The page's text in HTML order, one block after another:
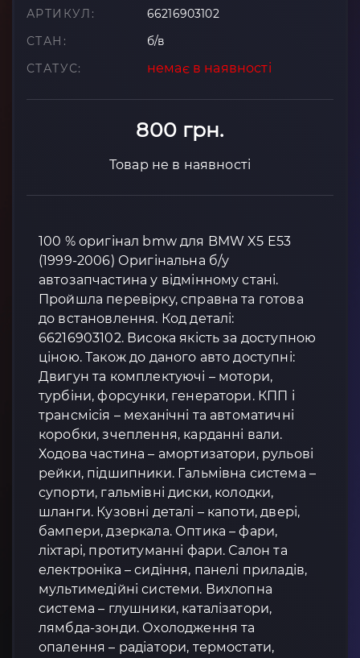
АРТИКУЛ:
66216903102
СТАН:
б/в
СТАТУС:
немає в наявності
800 грн.
Товар не в наявності
100 % оригінал bmw для BMW X5 E53
(1999-2006) Оригінальна б/у
автозапчастина у відмінному стані.
Пройшла перевірку, справна та готова
до встановлення. Код деталі:
66216903102. Висока якість за доступною
ціною. Також до даного авто доступні:
Двигун та комплектуючі – мотори,
турбіни, форсунки, генератори. КПП і
трансмісія – механічні та автоматичні
коробки, зчеплення, карданні вали.
Ходова частина – амортизатори, рульові
рейки, підшипники. Гальмівна система –
супорти, гальмівні диски, колодки,
шланги. Кузовні деталі – капоти, двері,
бампери, дзеркала. Оптика – фари,
ліхтарі, протитуманні фари. Салон та
електроніка – сидіння, панелі приладів,
мультимедійні системи. Вихлопна
система – глушники, каталізатори,
лямбда-зонди. Охолодження та
опалення – радіатори, термостати,